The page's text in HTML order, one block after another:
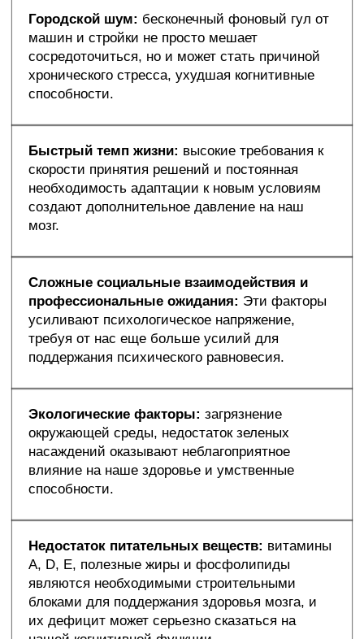
Городской шум: бесконечный фоновый гул от
машин и стройки не просто мешает
сосредоточиться, но и может стать причиной
хронического стресса, ухудшая когнитивные
способности.
Быстрый темп жизни: высокие требования к
скорости принятия решений и постоянная
необходимость адаптации к новым условиям
создают дополнительное давление на наш
мозг.
Сложные социальные взаимодействия и
профессиональные ожидания: Эти факторы
усиливают психологическое напряжение,
требуя от нас еще больше усилий для
поддержания психического равновесия.
Экологические факторы: загрязнение
окружающей среды, недостаток зеленых
насаждений оказывают неблагоприятное
влияние на наше здоровье и умственные
способности.
Недостаток питательных веществ: витамины
А, D, Е, полезные жиры и фосфолипиды
являются необходимыми строительными
блоками для поддержания здоровья мозга, и
их дефицит может серьезно сказаться на